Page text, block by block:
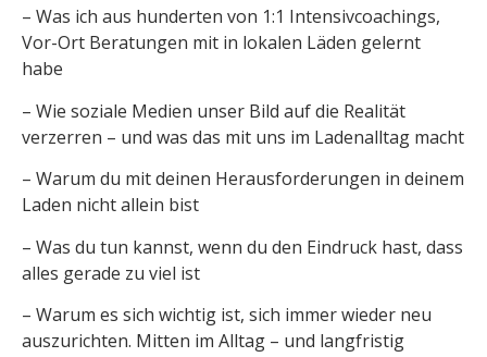
– Was ich aus hunderten von 1:1 Intensivcoachings,
Vor-Ort Beratungen mit in lokalen Läden gelernt
habe
– Wie soziale Medien unser Bild auf die Realität
verzerren – und was das mit uns im Ladenalltag macht
– Warum du mit deinen Herausforderungen in deinem
Laden nicht allein bist
– Was du tun kannst, wenn du den Eindruck hast, dass
alles gerade zu viel ist
– Warum es sich wichtig ist, sich immer wieder neu
auszurichten. Mitten im Alltag – und langfristig